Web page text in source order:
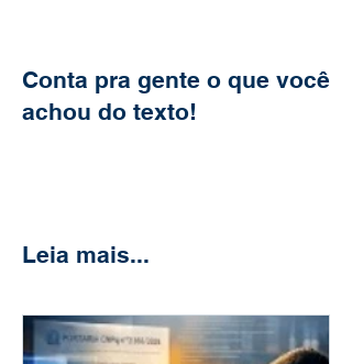
Conta pra gente o que você
achou do texto!
Leia mais...